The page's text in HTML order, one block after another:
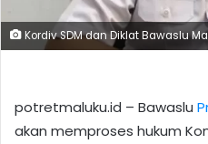
Kordiv SDM dan Diklat Bawaslu
potretmaluku.id – Bawaslu
akan memproses hukum